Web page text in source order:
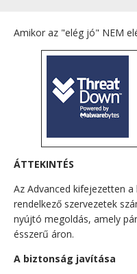
Amikor az "elég jó" NEM
ÁTTEKINTÉS
Az Advanced kifejezetten
rendelkező szervezetek
nyújtó megoldás, amely
ésszerű áron.
A biztonság javítása